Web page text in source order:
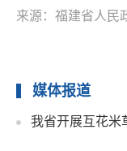
来源：福建省人民
媒体报道
我省开展互花米